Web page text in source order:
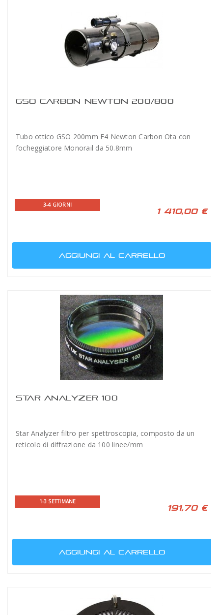
GSO CARBON NEWTON 200/800
Tubo ottico GSO 200mm F4 Newton Carbon Ota con
focheggiatore Monorail da 50.8mm
3-4 GIORNI
1 410,00 €
AGGIUNGI AL CARRELLO
STAR ANALYZER 100
Star Analyzer filtro per spettroscopia, composto da un
reticolo di diffrazione da 100 linee/mm
1-3 SETTIMANE
191,70 €
AGGIUNGI AL CARRELLO